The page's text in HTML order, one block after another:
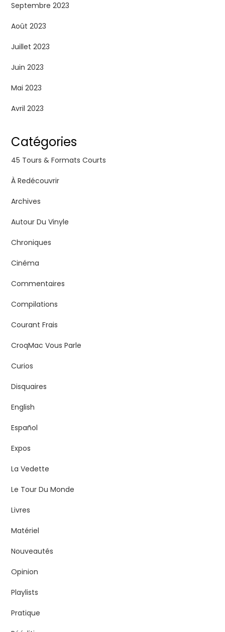
Septembre 2023
Août 2023
Juillet 2023
Juin 2023
Mai 2023
Avril 2023
Catégories
45 Tours & Formats Courts
À Redécouvrir
Archives
Autour Du Vinyle
Chroniques
Cinéma
Commentaires
Compilations
Courant Frais
CroqMac Vous Parle
Curios
Disquaires
English
Español
Expos
La Vedette
Le Tour Du Monde
Livres
Matériel
Nouveautés
Opinion
Playlists
Pratique